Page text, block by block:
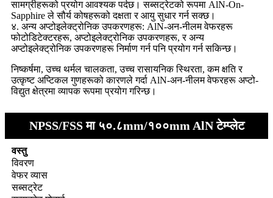
सामग्रीहरूको प्रयोग आवश्यक पर्दछ। सब्सट्रेटको रूपमा AlN-On-
Sapphire ले सौर्य कोषहरूको दक्षता र आयु सुधार गर्न सक्छ।
४. अन्य अप्टोइलेक्ट्रोनिक उपकरणहरू: AlN-अन-नीलम वेफरहरू
फोटोडिटेक्टरहरू, अप्टोइलेक्ट्रोनिक उपकरणहरू, र अन्य
अप्टोइलेक्ट्रोनिक उपकरणहरू निर्माण गर्न पनि प्रयोग गर्न सकिन्छ।
निष्कर्षमा, उच्च थर्मल चालकता, उच्च रासायनिक स्थिरता, कम क्षति र
उत्कृष्ट अप्टिकल गुणहरूको कारणले गर्दा AlN-अन-नीलम वेफरहरू अप्टो-
विद्युत क्षेत्रमा व्यापक रूपमा प्रयोग गरिन्छ।
NPSS/FSS मा ५०.८mm/१००mm AlN टेम्प्लेट
वस्तु
विवरण
वेफर व्यास
सब्सट्रेट